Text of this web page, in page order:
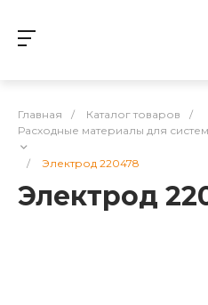
Главная / Каталог товаров
/
Расходные материалы для
/ Электрод 220478
Электрод